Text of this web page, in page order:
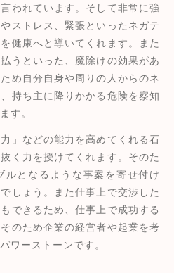
われています。そして非常に強
ストレス、緊張といったネガテ
健康へと導いてくれます。また
うといった、魔除けの効果があ
め自分自身や周りの人からのネ
持ち主に降りかかる危険を察知
す。
」などの能力を高めてくれる石
く力を授けてくれます。そのた
ルとなるような事案を寄せ付け
しょう。また仕事上で交渉した
できるため、仕事上で成功する
のため企業の経営者や起業を考
ワーストーンです。